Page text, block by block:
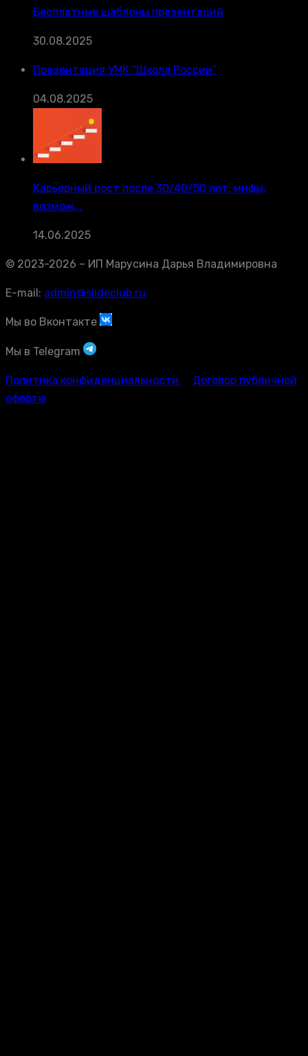
Бесплатные шаблоны презентаций
30.08.2025
Презентация УМК “Школа России”
04.08.2025
Карьерный рост после 30/40/50 лет: мифы,
возмож...
14.06.2025
© 2023-2026 – ИП Марусина Дарья Владимировна
E-mail: admin@slideclub.ru
Мы во Вконтакте
Мы в Telegram
Политика конфиденциальности
Договор публичной
оферты